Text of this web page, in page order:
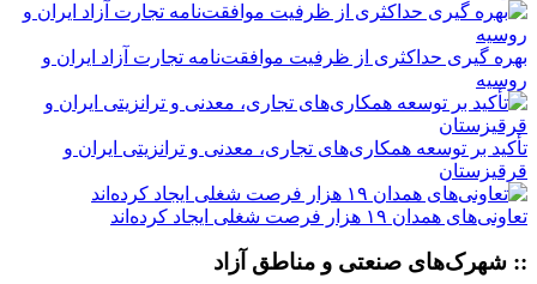
بهره گیری حداکثری از ظرفیت موافقت‌نامه تجارت آزاد ایران و
روسیه
تأکید بر توسعه همکاری‌های تجاری، معدنی و ترانزیتی ایران و
قرقیزستان
تعاونی‌های همدان ۱۹ هزار فرصت شغلی ایجاد کرده‌اند
:: شهرک‌های صنعتی و مناطق آزاد